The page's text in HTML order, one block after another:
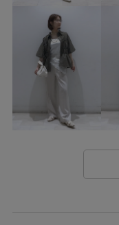
ウエストタック
カットソー カラ
コーディネートしやすい
スタイル